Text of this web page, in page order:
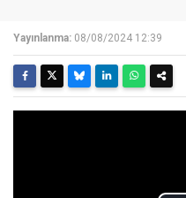
Yayınlanma: 08/08/2024 12:39